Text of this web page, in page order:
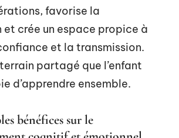
favorise la
crée un espace propice à
et la transmission.
partagé que l’enfant
d’apprendre ensemble.
bénéfices sur le